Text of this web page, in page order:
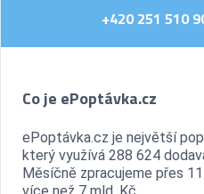
+420 251 510
Co je ePoptávka.cz
ePoptávka.cz je největší
který využívá 288 624
Měsíčně zpracujeme přes